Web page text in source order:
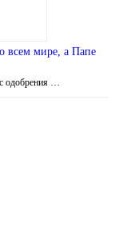
всем мире, а Папе
одобрения …